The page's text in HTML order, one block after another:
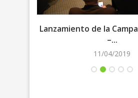
Lanzamiento de la
–...
11/04/2019